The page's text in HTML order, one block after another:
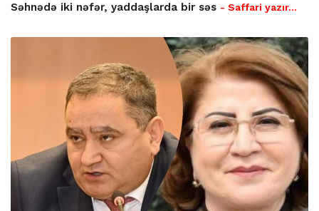
Səhnədə iki nəfər, yaddaşlarda bir səs - Saffari yazır…